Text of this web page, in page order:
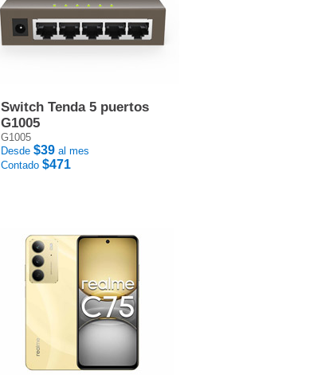
Switch Tenda 5 puertos
G1005
G1005
Desde $39 al mes
Contado $471